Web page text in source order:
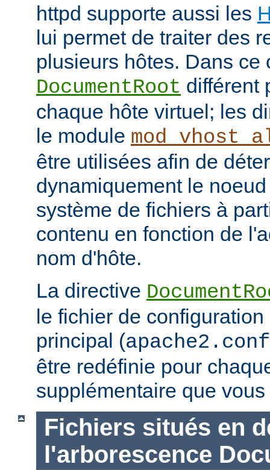
httpd supporte aussi les
lui permet de traiter des
plusieurs hôtes. Dans ce
DocumentRoot différent
chaque hôte virtuel; les
le module
être utilisées afin de
dynamiquement le
système de fichiers à
contenu en fonction de
nom d'hôte.
La directive
le fichier de
principal (apache2.conf
être redéfinie pour
supplémentaire que
Fichiers situés en
l'arborescence